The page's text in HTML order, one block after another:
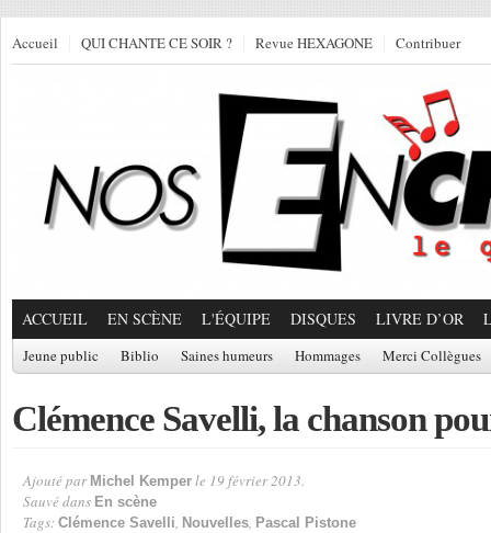
Accueil QUI CHANTE CE SOIR ? Revue HEXAGONE Contribuer
ACCUEIL EN SCÈNE L'ÉQUIPE DISQUES LIVRE D’OR
Jeune public Biblio Saines humeurs Hommages Merci Collègues
Clémence Savelli, la chanson
Ajouté par Michel Kemper le 19 février 2013.
Sauvé dans En scène
Tags: Clémence Savelli, Nouvelles, Pascal Pistone